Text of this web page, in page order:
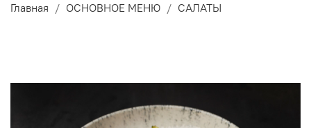
Главная ОСНОВНОЕ МЕНЮ САЛАТЫ